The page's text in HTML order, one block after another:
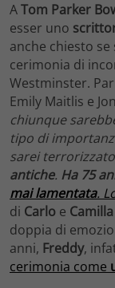
ATom Parker
esser uno
anche chiesto
cerimonia di
Westminster.
Emily Maitlis e
chiunque
tipo di
sarei
antiche. Ha 75
mai lamentata.
di Carlo e Camilla
doppia di
anni, Freddy,
cerimonia come